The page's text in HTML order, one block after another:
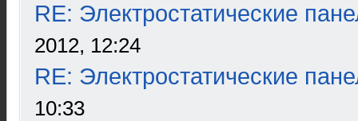
RE: Электростатические
2012, 12:24
RE: Электростатические
10:33